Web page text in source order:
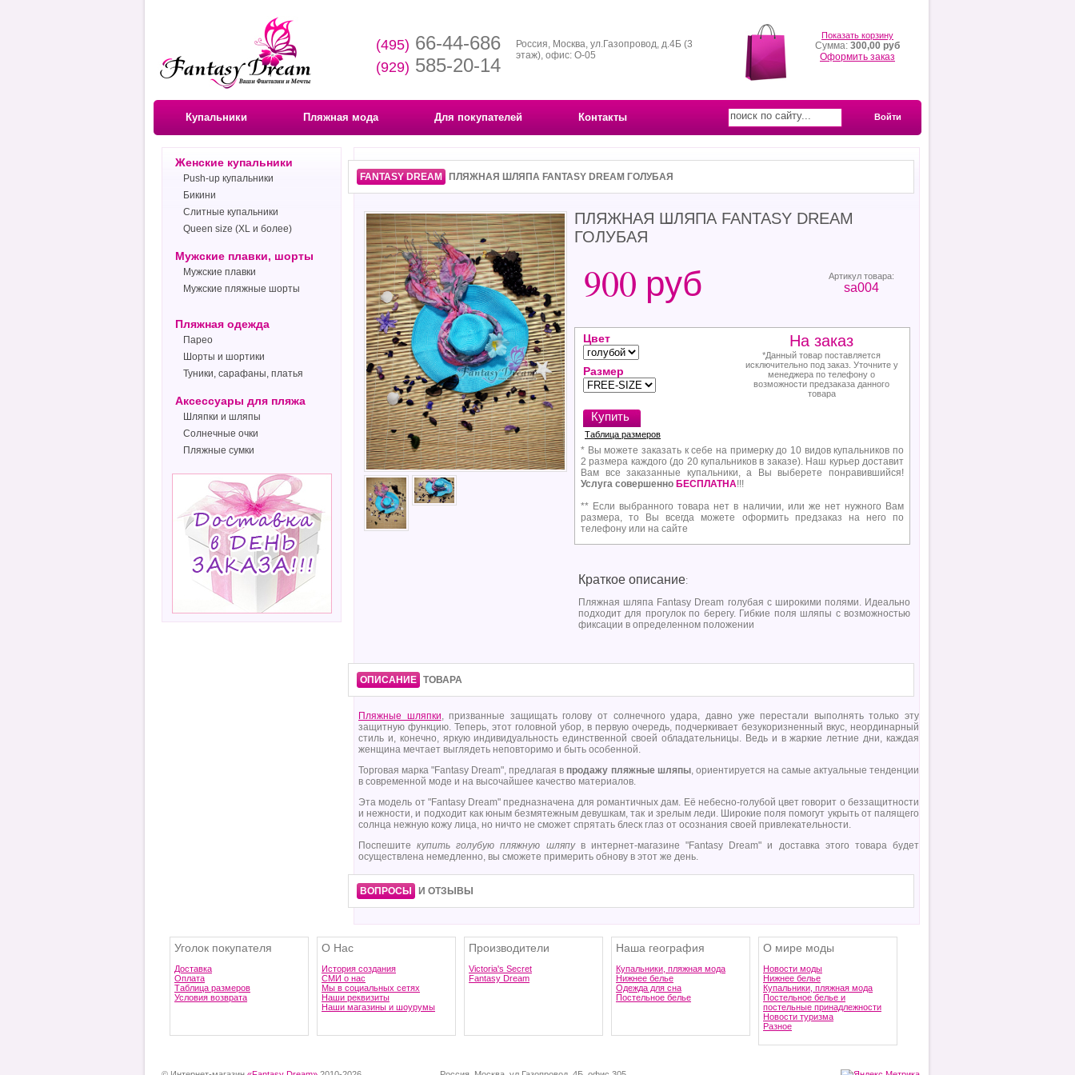
(495) 66-44-686
(929) 585-20-14
Россия, Москва, ул.Газопровод, д.4Б (3
этаж), офис: О-05
Показать корзину
Сумма: 300,00 руб
Оформить заказ
Купальники Пляжная мода Для покупателей Контакты Войти
Женские купальники
Push-up купальники
Бикини
Слитные купальники
Queen size (XL и более)
Мужские плавки, шорты
Мужские плавки
Мужские пляжные шорты
Пляжная одежда
Парео
Шорты и шортики
Туники, сарафаны, платья
Аксессуары для пляжа
Шляпки и шляпы
Солнечные очки
Пляжные сумки
FANTASY DREAM ПЛЯЖНАЯ ШЛЯПА FANTASY DREAM ГОЛУБАЯ
ПЛЯЖНАЯ ШЛЯПА FANTASY DREAM
ГОЛУБАЯ
Артикул товара:
sa004
900 руб
На заказ
*Данный товар поставляется
исключительно под заказ. Уточните у
менеджера по телефону о
возможности предзаказа данного
товара
Цвет
Размер
Таблица размеров
* Вы можете заказать к себе на примерку до 10 видов купальников по
2 размера каждого (до 20 купальников в заказе). Наш курьер доставит
Вам все заказанные купальники, а Вы выберете понравившийся!
Услуга совершенно БЕСПЛАТНА!!!
** Если выбранного товара нет в наличии, или же нет нужного Вам
размера, то Вы всегда можете оформить предзаказ на него по
телефону или на сайте
Краткое описание:
Пляжная шляпа Fantasy Dream голубая с широкими полями. Идеально
подходит для прогулок по берегу. Гибкие поля шляпы с возможностью
фиксации в определенном положении
ОПИСАНИЕ ТОВАРА
Пляжные шляпки, призванные защищать голову от солнечного удара, давно уже перестали выполнять только эту
защитную функцию. Теперь, этот головной убор, в первую очередь, подчеркивает безукоризненный вкус, неординарный
стиль и, конечно, яркую индивидуальность единственной своей обладательницы. Ведь и в жаркие летние дни, каждая
женщина мечтает выглядеть неповторимо и быть особенной.
Торговая марка "Fantasy Dream", предлагая в продажу пляжные шляпы, ориентируется на самые актуальные тенденции
в современной моде и на высочайшее качество материалов.
Эта модель от "Fantasy Dream" предназначена для романтичных дам. Её небесно-голубой цвет говорит о беззащитности
и нежности, и подходит как юным безмятежным девушкам, так и зрелым леди. Широкие поля помогут укрыть от палящего
солнца нежную кожу лица, но ничто не сможет спрятать блеск глаз от осознания своей привлекательности.
Поспешитекупить голубую пляжную шляпув интернет-магазине "Fantasy Dream" и доставка этого товара будет
осуществлена немедленно, вы сможете примерить обнову в этот же день.
ВОПРОСЫ И ОТЗЫВЫ
Уголок покупателя
Доставка
Оплата
Таблица размеров
Условия возврата
О Нас
История создания
СМИ о нас
Мы в социальных сетях
Наши реквизиты
Наши магазины и шоурумы
Производители
Victoria's Secret
Fantasy Dream
Наша география
Купальники, пляжная мода
Нижнее белье
Одежда для сна
Постельное белье
О мире моды
Новости моды
Нижнее белье
Купальники, пляжная мода
Постельное белье и
постельные принадлежности
Новости туризма
Разное